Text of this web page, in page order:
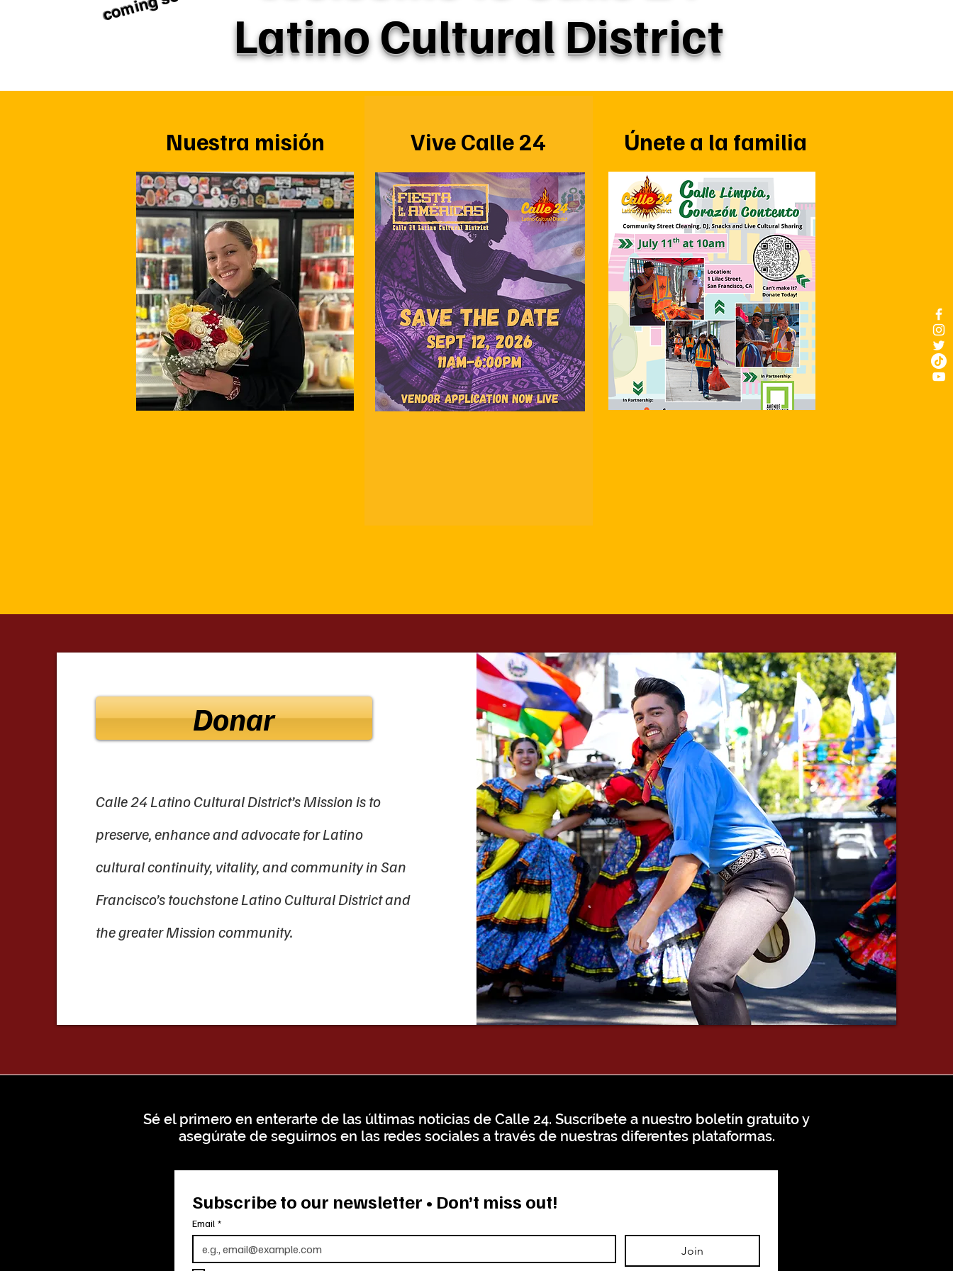
Latino Cultural District
Nuestra misión Vive Calle 24 Únete a la familia
Donar
Calle 24 Latino Cultural District’s Mission is to
preserve, enhance and advocate for Latino
cultural continuity, vitality, and community in San
Francisco’s touchstone Latino Cultural District and
the greater Mission community.
Sé el primero en enterarte de las últimas noticias de Calle 24. Suscríbete a nuestro boletín gratuito y
asegúrate de seguirnos en las redes sociales a través de nuestras diferentes plataformas.
Subscribe to our newsletter • Don’t miss out!
Email *
Join